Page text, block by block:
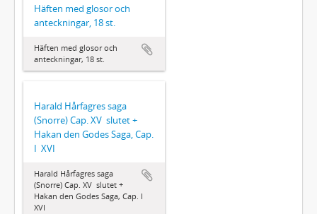
Häften med glosor och
anteckningar, 18 st.
Häften med glosor och
anteckningar, 18 st.
Harald Hårfagres saga
(Snorre) Cap. XV  slutet +
Hakan den Godes Saga, Cap.
I  XVI
Harald Hårfagres saga
(Snorre) Cap. XV  slutet +
Hakan den Godes Saga, Cap. I 
XVI